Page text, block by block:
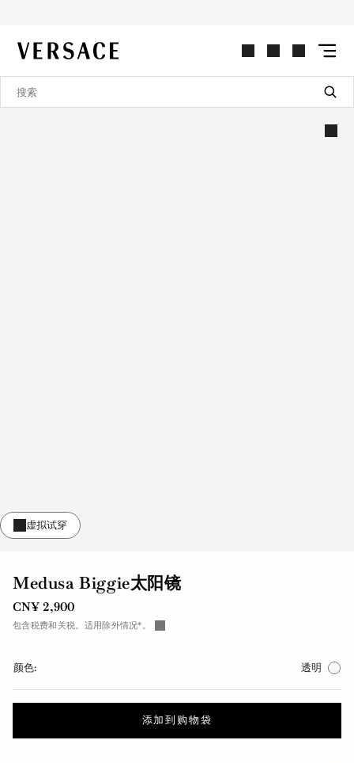
VERSACE | 主页
Medusa Biggie太阳镜
CN¥ 2,900
包含税费和关税。适用除外情况*。
颜色: 透明
添加到购物袋